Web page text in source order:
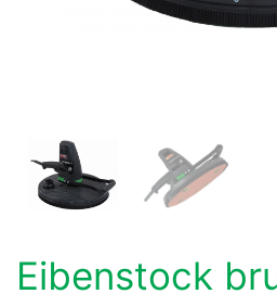
Eibenstock